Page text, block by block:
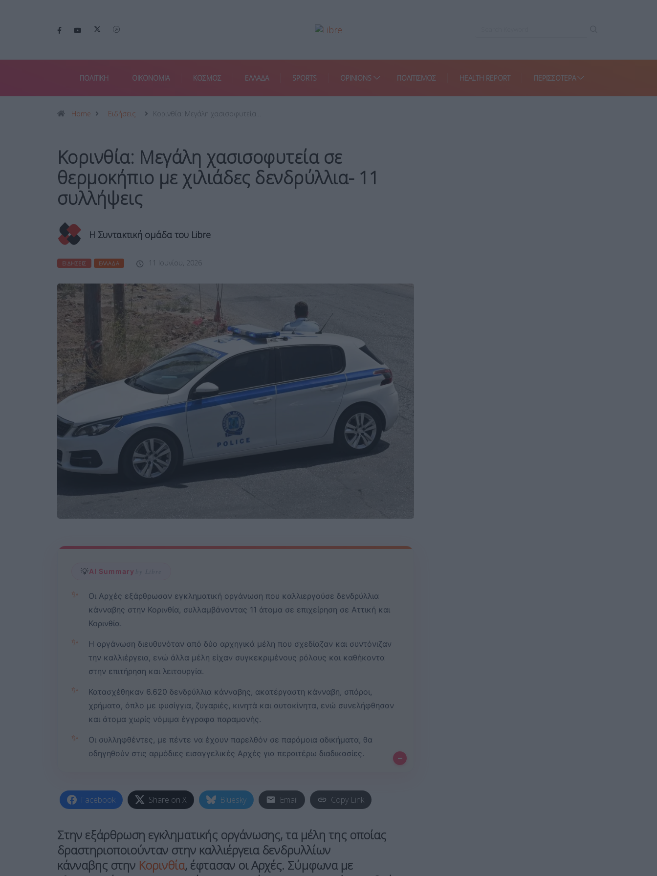
ΠΟΛΙΤΙΚΗ ΟΙΚΟΝΟΜΙΑ ΚΟΣΜΟΣ ΕΛΛΑΔΑ SPORTS OPINIONS ΠΟΛΙΤΙΣΜΟΣ HEALTH REPORT ΠΕΡΙΣΣΌΤΕΡΑ
Home Ειδήσεις Κορινθία: Μεγάλη χασισοφυτεία…
Κορινθία: Μεγάλη χασισοφυτεία σε
θερμοκήπιο με χιλιάδες δενδρύλλια- 11
συλλήψεις
Η Συντακτική ομάδα του Libre
ΕΙΔΉΣΕΙΣ ΕΛΛΆΔΑ 11 Ιουνίου, 2026
💡AI Summary by Libre
✨
Οι Αρχές εξάρθρωσαν εγκληματική οργάνωση που καλλιεργούσε δενδρύλλια
κάνναβης στην Κορινθία, συλλαμβάνοντας 11 άτομα σε επιχείρηση σε Αττική και
Κορινθία.
✨
Η οργάνωση διευθυνόταν από δύο αρχηγικά μέλη που σχεδίαζαν και συντόνιζαν
την καλλιέργεια, ενώ άλλα μέλη είχαν συγκεκριμένους ρόλους και καθήκοντα
στην επιτήρηση και λειτουργία.
✨
Κατασχέθηκαν 6.620 δενδρύλλια κάνναβης, ακατέργαστη κάνναβη, σπόροι,
χρήματα, όπλο με φυσίγγια, ζυγαριές, κινητά και αυτοκίνητα, ενώ συνελήφθησαν
και άτομα χωρίς νόμιμα έγγραφα παραμονής.
✨
Οι συλληφθέντες, με πέντε να έχουν παρελθόν σε παρόμοια αδικήματα, θα
οδηγηθούν στις αρμόδιες εισαγγελικές Αρχές για περαιτέρω διαδικασίες.
–
Facebook Share on X Bluesky Email Copy Link
Στην εξάρθρωση εγκληματικής οργάνωσης, τα μέλη της οποίας
δραστηριοποιούνταν στην καλλιέργεια δενδρυλλίων
κάνναβης στην Κορινθία, έφτασαν οι Αρχές. Σύμφωνα με